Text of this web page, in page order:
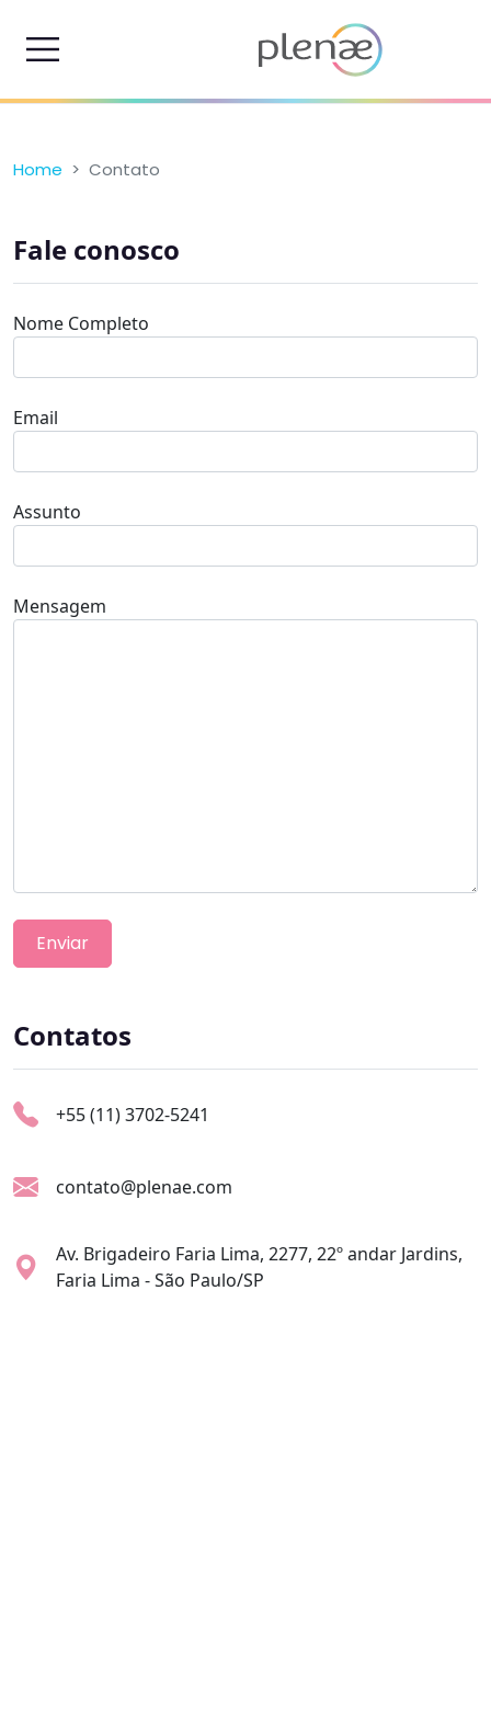
Home Contato
Fale conosco
Nome Completo
Email
Assunto
Mensagem
Enviar
Contatos
+55 (11) 3702-5241
contato@plenae.com
Av. Brigadeiro Faria Lima, 2277, 22º andar Jardins,
Faria Lima - São Paulo/SP